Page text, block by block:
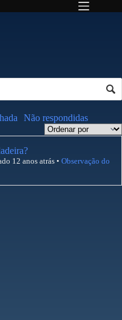
Não respondidas
12 anos atrás• Observação do